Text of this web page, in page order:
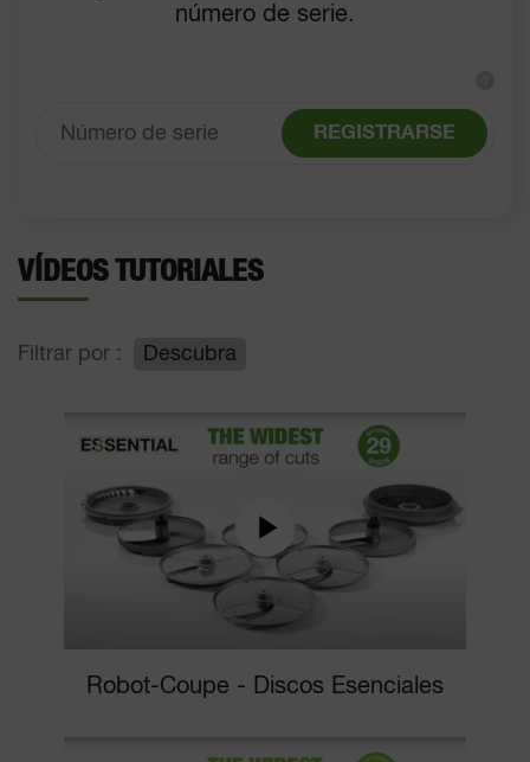
número de serie.
REGISTRARSE
VÍDEOS TUTORIALES
Filtrar por : Descubra
Robot-Coupe - Discos Esenciales